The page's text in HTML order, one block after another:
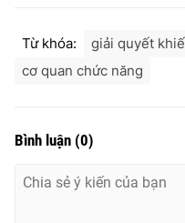
Từ khóa: giải quyết
cơ quan chức năng
Bình luận (0)